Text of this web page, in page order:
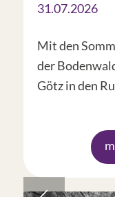
31.07.2026
Mit den
der
Götz in den